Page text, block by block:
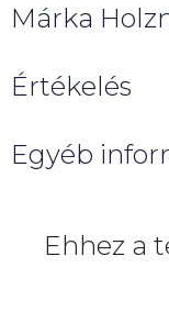
Márka
Értékelés
Egyéb
Ehhez a